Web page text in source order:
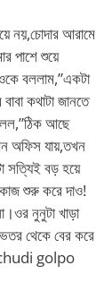
নয়,চোদার আরামে
পাশে শুয়ে
বললাম,”একটা
কথাটা জানতে
আছে
অফিস যায়,তখন
সত্যিই বড় হয়ে
শুরু করে দাও!
নুনুটা খাড়া
থেকে বের করে
golpo